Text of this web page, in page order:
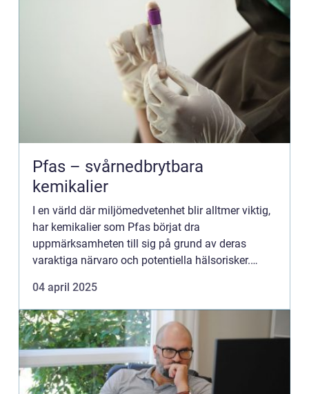
Pfas – svårnedbrytbara
kemikalier
I en värld där miljömedvetenhet blir alltmer viktig,
har kemikalier som Pfas börjat dra
uppmärksamheten till sig på grund av deras
varaktiga närvaro och potentiella hälsorisker.
04 april 2025